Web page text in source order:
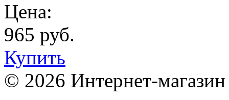
Цена:
965 руб.
Купить
© 2026 Интернет-